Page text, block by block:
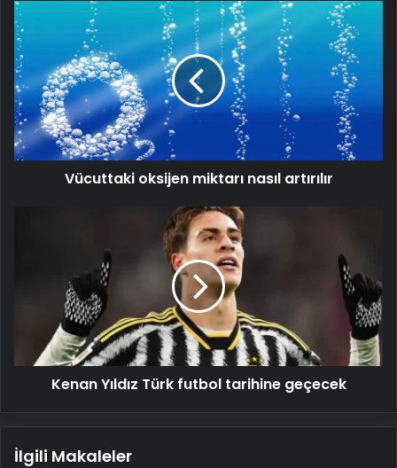
Vücuttaki
oksijen
miktarı
nasıl
artırılır
Vücuttaki oksijen miktarı nasıl artırılır
Kenan Yıldız Türk futbol tarihine geçecek
İlgili Makaleler